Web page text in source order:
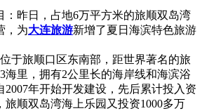
：昨日，占地6万平方米的旅顺双岛湾
，为大连旅游新增了夏日海滨特色旅游
于旅顺口区东南部，距世界著名的旅
海里，拥有2公里长的海岸线和海滨浴
年开始开发建设，先后累计投入资
旅顺双岛湾海上乐园又投资1000多万